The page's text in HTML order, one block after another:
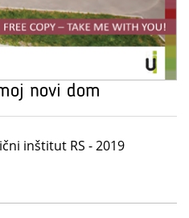
novi dom
inštitut RS - 2019